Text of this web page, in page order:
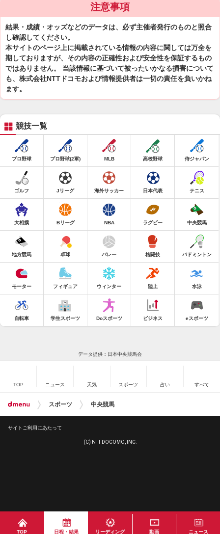
注意事項
結果・成績・オッズなどのデータは、必ず主催者発行のものと照合
し確認してください。
本サイトのページ上に掲載されている情報の内容に関しては万全を
期しておりますが、その内容の正確性および安全性を保証するもの
ではありません。 当該情報に基づいて被ったいかなる損害について
も、株式会社NTTドコモおよび情報提供者は一切の責任を負いかね
ます。
TOP 日程・結果 リーディング 動画 ニュース
競技一覧
プロ野球 プロ野球(2軍) MLB 高校野球 侍ジャパン
ゴルフ Jリーグ 海外サッカー 日本代表 テニス
大相撲 Bリーグ NBA ラグビー 中央競馬
地方競馬 卓球 バレー 格闘技 バドミントン
モーター フィギュア ウィンター 陸上 水泳
自転車 学生スポーツ Doスポーツ ビジネス eスポーツ
データ提供：日本中央競馬会
TOP ニュース 天気 スポーツ 占い すべて
スポーツ 中央競馬
サイトご利用にあたって
(C) NTT DOCOMO, INC.